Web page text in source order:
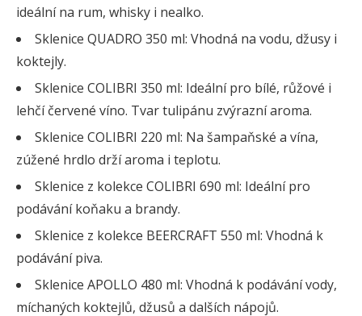
ideální na rum, whisky i nealko.
Sklenice QUADRO 350 ml: Vhodná na vodu, džusy i
koktejly.
Sklenice COLIBRI 350 ml: Ideální pro bílé, růžové i
lehčí červené víno. Tvar tulipánu zvýrazní aroma.
Sklenice COLIBRI 220 ml: Na šampaňské a vína,
zúžené hrdlo drží aroma i teplotu.
Sklenice z kolekce COLIBRI 690 ml: Ideální pro
podávání koňaku a brandy.
Sklenice z kolekce BEERCRAFT 550 ml: Vhodná k
podávání piva.
Sklenice APOLLO 480 ml: Vhodná k podávání vody,
míchaných koktejlů, džusů a dalších nápojů.